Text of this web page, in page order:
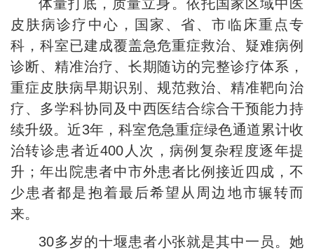
体量打底，质量立身。依托国家区域中医
皮肤病诊疗中心，国家、省、市临床重点专
科，科室已建成覆盖急危重症救治、疑难病例
诊断、精准治疗、长期随访的完整诊疗体系，
重症皮肤病早期识别、规范救治、精准靶向治
疗、多学科协同及中西医结合综合干预能力持
续升级。近3年，科室危急重症绿色通道累计收
治转诊患者近400人次，病例复杂程度逐年提
升；年出院患者中市外患者比例接近四成，不
少患者都是抱着最后希望从周边地市辗转而
来。
30多岁的十堰患者小张就是其中一员。她